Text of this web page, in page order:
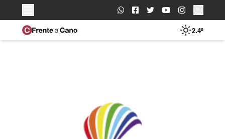
Buscar:
2.4º